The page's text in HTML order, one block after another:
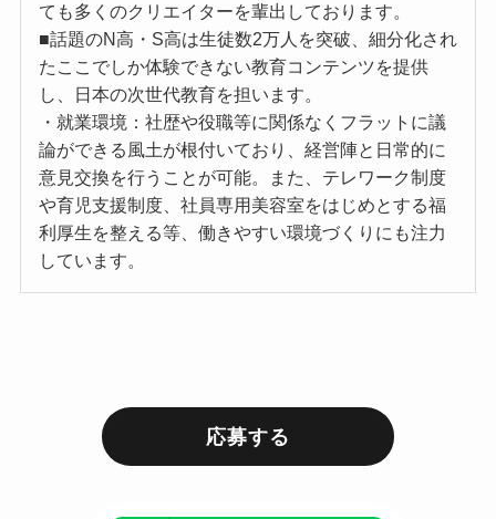
ても多くのクリエイターを輩出しております。
■話題のN高・S高は生徒数2万人を突破、細分化され
たここでしか体験できない教育コンテンツを提供
し、日本の次世代教育を担います。
・就業環境：社歴や役職等に関係なくフラットに議
論ができる風土が根付いており、経営陣と日常的に
意見交換を行うことが可能。また、テレワーク制度
や育児支援制度、社員専用美容室をはじめとする福
利厚生を整える等、働きやすい環境づくりにも注力
しています。
応募する